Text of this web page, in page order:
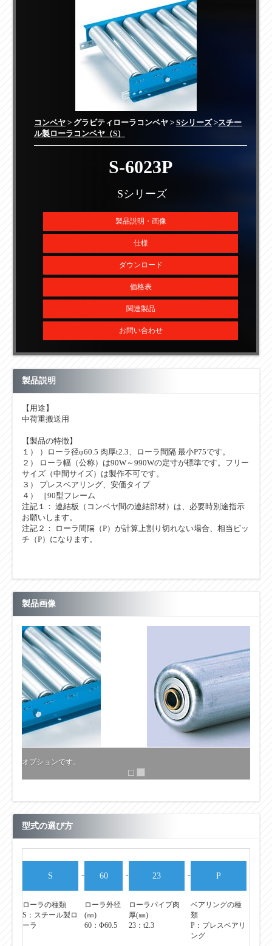
コンベヤ > グラビティローラコンベヤ > Sシリーズ>スチー
ル製ローラコンベヤ（S）
S-6023P
Sシリーズ
製品説明・画像
仕様
ダウンロード
価格表
関連製品
お問い合わせ
製品説明
【用途】
中荷重搬送用
【製品の特徴】
１） ）ローラ径φ60.5 肉厚t2.3、ローラ間隔 最小P75です。
２） ローラ幅（公称）は90W～990Wの定寸が標準です。フリー
サイズ（中間サイズ）は製作不可です。
３） プレスベアリング、安価タイプ
４） ［90型フレーム
注記１： 連結板（コンベヤ間の連結部材）は、必要時別途指示
お願いします。
注記２： ローラ間隔（P）が計算上割り切れない場合、相当ピッ
チ（P）になります。
製品画像
型式の選び方
S
ローラの種類
S：スチール製ロ
ーラ
- 60
ローラ外径
(㎜)
60：Φ60.5
- 23
ローラパイプ肉
厚(㎜)
23：t2.3
- P
ベアリングの種
類
P：プレスベアリ
ング